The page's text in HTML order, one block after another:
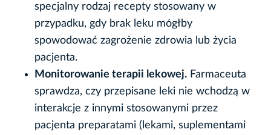
specjalny rodzaj recepty stosowany w
przypadku, gdy brak leku mógłby
spowodować zagrożenie zdrowia lub życia
pacjenta.
Monitorowanie terapii lekowej. Farmaceuta
sprawdza, czy przepisane leki nie wchodzą w
interakcje z innymi stosowanymi przez
pacjenta preparatami (lekami, suplementami